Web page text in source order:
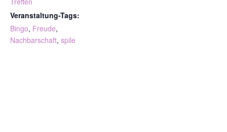
Veranstaltung-Tags:
Bingo, Freude,
Nachbarschaft, spile